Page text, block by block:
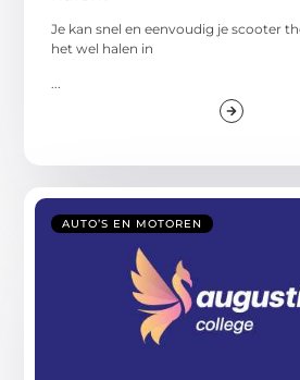
Je kan snel en eenvoudig je scooter
het wel halen in
...
AUTO’S EN MOTOREN